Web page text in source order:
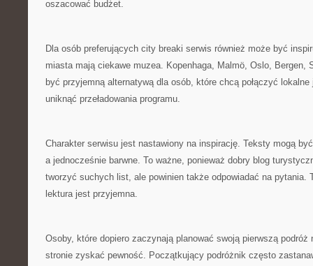
oszacować budżet.
Dla osób preferujących city breaki serwis również może być
miasta mają ciekawe muzea. Kopenhaga, Malmö, Oslo, Bergen,
być przyjemną alternatywą dla osób, które chcą połączyć
uniknąć przeładowania programu.
Charakter serwisu jest nastawiony na inspirację. Teksty mogą
a jednocześnie barwne. To ważne, ponieważ dobry blog
tworzyć suchych list, ale powinien także odpowiadać na pytania.
lektura jest przyjemna.
Osoby, które dopiero zaczynają planować swoją pierwszą podróż
stronie zyskać pewność. Początkujący podróżnik często